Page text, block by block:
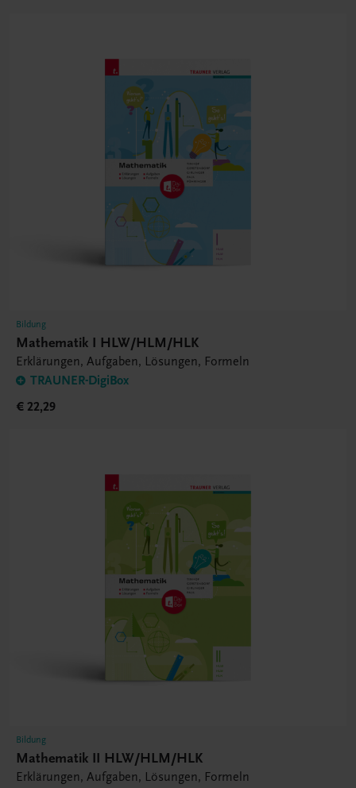
Bildung
Mathematik I HLW/HLM/HLK
Erklärungen, Aufgaben, Lösungen, Formeln
TRAUNER-DigiBox
€ 22,29
Bildung
Mathematik II HLW/HLM/HLK
Erklärungen, Aufgaben, Lösungen, Formeln